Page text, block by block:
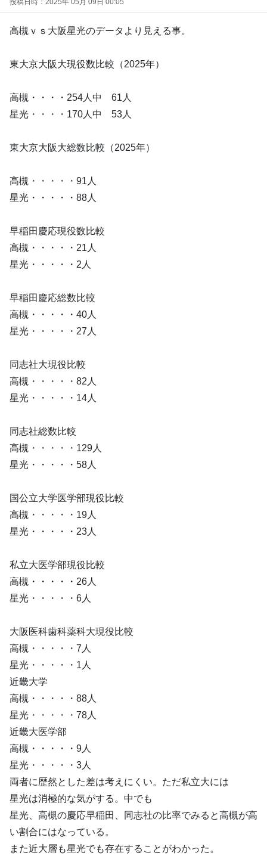
高槻ｖｓ大阪星光のデータより見える事。
東大京大阪大現役数比較（2025年）
高槻・・・・254人中 61人
星光・・・・170人中 53人
東大京大阪大総数比較（2025年）
高槻・・・・・91人
星光・・・・・88人
早稲田慶応現役数比較
高槻・・・・・21人
星光・・・・・2人
早稲田慶応総数比較
高槻・・・・・40人
星光・・・・・27人
同志社大現役比較
高槻・・・・・82人
星光・・・・・14人
同志社総数比較
高槻・・・・・129人
星光・・・・・58人
国公立大学医学部現役比較
高槻・・・・・19人
星光・・・・・23人
私立大医学部現役比較
高槻・・・・・26人
星光・・・・・6人
大阪医科歯科薬科大現役比較
高槻・・・・・7人
星光・・・・・1人
近畿大学
高槻・・・・・88人
星光・・・・・78人
近畿大医学部
高槻・・・・・9人
星光・・・・・3人
両者に歴然とした差は考えにくい。ただ私立大には
星光は消極的な気がする。中でも
星光、高槻の慶応早稲田、同志社の比率でみると高槻が高
い割合にはなっている。
また近大層も星光でも存在することがわかった。